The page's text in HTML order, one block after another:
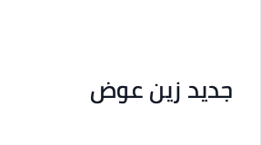
جديد زين عوض